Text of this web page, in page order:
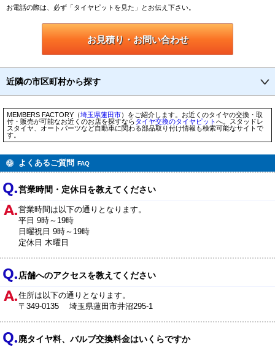
お電話の際は、必ず「タイヤピットを見た」とお伝え下さい。
お見積り・お問い合わせ
近隣の市区町村から探す
MEMBERS FACTORY（埼玉県蓮田市）をご紹介します。お近くのタイヤの交換・取
付・販売が可能なお近くのお店を探すならタイヤ交換のタイヤピットへ。スタッドレ
スタイヤ、オートパーツなど自動車に関わる部品取り付け情報も検索可能なサイトで
す。
よくあるご質問 FAQ
営業時間・定休日を教えてください
営業時間は以下の通りとなります。
平日 9時～19時
日曜祝日 9時～19時
定休日 木曜日
店舗へのアクセスを教えてください
住所は以下の通りとなります。
〒349-0135 埼玉県蓮田市井沼295-1
廃タイヤ料、バルブ交換料金はいくらですか